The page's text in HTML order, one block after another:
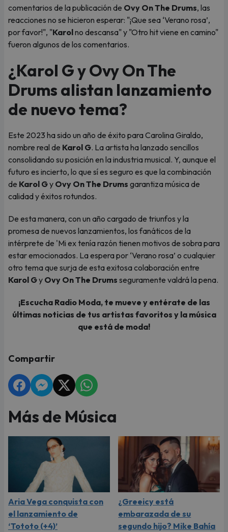
comentarios de la publicación de Ovy On The Drums, las
reacciones no se hicieron esperar: "¡Que sea ‘Verano rosa’,
por favor!", "Karolno descansa" y "Otro hit viene en camino"
fueron algunos de los comentarios.
¿Karol G y Ovy On The
Drums alistan lanzamiento
de nuevo tema?
Este 2023 ha sido un año de éxito para Carolina Giraldo,
nombre real de Karol G. La artista ha lanzado sencillos
consolidando su posición en la industria musical. Y, aunque el
futuro es incierto, lo que sí es seguro es que la combinación
de Karol Gy Ovy On The Drums garantiza música de
calidad y éxitos rotundos.
De esta manera, con un año cargado de triunfos y la
promesa de nuevos lanzamientos, los fanáticos de la
intérprete de 'Mi ex tenía razón tienen motivos de sobra para
estar emocionados. La espera por ‘Verano rosa’ o cualquier
otro tema que surja de esta exitosa colaboración entre
Karol Gy Ovy On The Drums seguramente valdrá la pena.
¡Escucha Radio Moda, te mueve y entérate de las
últimas noticias de tus artistas favoritos y la música
que está de moda!
Compartir
Más de Música
Aria Vega conquista con
el lanzamiento de
‘Tototo (+4)’
¿Greeicy está
embarazada de su
segundo hijo? Mike Bahía